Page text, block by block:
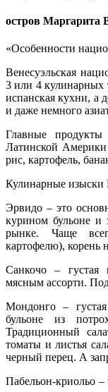
остров Маргарита
«Особенности
Венесуэльская
3 или 4 кулинарных
испанская кухни, а
и даже немного
Главные
Латинской
рис, картофель,
Кулинарные изыски
Эрвидо – это
курином бульоне и
рынке. Чаще
картофелю), корень
Санкочо – густая
мясным ассорти.
Мондонго –
бульоне из
Традиционный
томаты и листья
черный перец. А
Пабельон-криольо –